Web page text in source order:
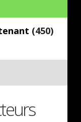
(450)